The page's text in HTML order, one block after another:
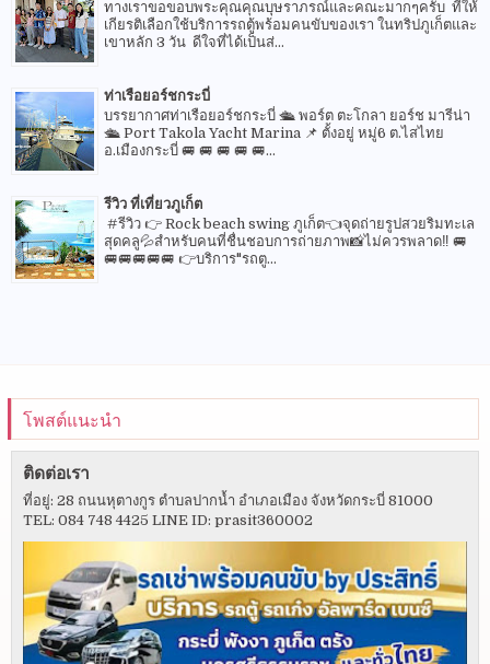
ทางเราขอขอบพระคุณคุณบุษราภรณ์และคณะมากๆครับ ที่ให้
เกียรติเลือกใช้บริการรถตู้พร้อมคนขับของเรา ในทริปภูเก็ตและ
เขาหลัก 3 วัน ดีใจที่ได้เป็นส่...
ท่าเรือยอร์ชกระบี่
บรรยากาศท่าเรือยอร์ชกระบี่ 🛳 พอร์ต ตะโกลา ยอร์ช มารีน่า
🛳 Port Takola Yacht Marina 📌 ตั้งอยู่ หมู่6 ต.ไสไทย
อ.เมืองกระบี่ 🚐 🚐 🚐 🚐 🚐...
รีวิว ที่เที่ยวภูเก็ต
#รีวิว 👉 Rock beach swing ภูเก็ต👈จุดถ่ายรูปสวยริมทะเล
สุดคลู💦สำหรับคนที่ชื่นชอบการถ่ายภาพ📸ไม่ควรพลาด‼️ 🚐
🚐🚐🚐🚐🚐 👉บริการ"รถตู...
โพสต์แนะนำ
ติดต่อเรา
ที่อยู่: 28 ถนนหุตางกูร ตำบลปากน้ำ อำเภอเมือง จังหวัดกระบี่ 81000
TEL: 084 748 4425 LINE ID: prasit360002